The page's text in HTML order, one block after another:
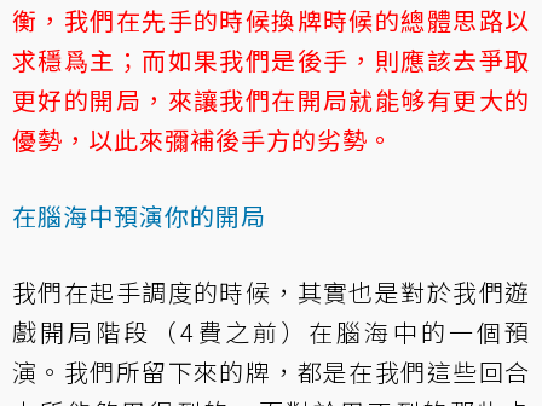
衡，我們在先手的時候換牌時候的總體思路以
求穩爲主；而如果我們是後手，則應該去爭取
更好的開局，來讓我們在開局就能够有更大的
優勢，以此來彌補後手方的劣勢。
在腦海中預演你的開局
我們在起手調度的時候，其實也是對於我們遊
戲開局階段（4費之前）在腦海中的一個預
演。我們所留下來的牌，都是在我們這些回合